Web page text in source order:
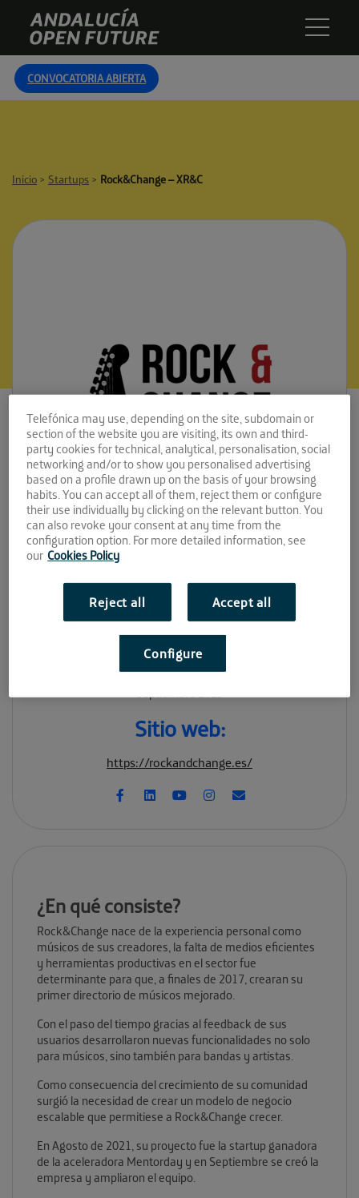
content
Andalucía
Open
Future
CONVOCATORIA ABIERTA
Inicio > Startups > Rock&Change – XR&C
Rock&Change –
XR&C
Espacio:
LA FAROLA
Convocatoria:
Septiembre 2023
Sitio web:
https://rockandchange.es/
¿En qué consiste?
Rock&Change nace de la experiencia personal como
músicos de sus creadores, la falta de medios eficientes
y herramientas productivas en el sector fue
determinante para que, a finales de 2017, crearan su
primer directorio de músicos mejorado.
Con el paso del tiempo gracias al feedback de sus
usuarios desarrollaron nuevas funcionalidades no solo
para músicos, sino también para bandas y artistas.
Como consecuencia del crecimiento de su comunidad
surgió la necesidad de crear un modelo de negocio
escalable que permitiese a Rock&Change crecer.
En Agosto de 2021, su proyecto fue la startup ganadora
de la aceleradora Mentorday y en Septiembre se creó la
empresa y ampliaron el equipo.
Telefónica may use, depending on the site, subdomain or
section of the website you are visiting, its own and third-
party cookies for technical, analytical, personalisation, social
networking and/or to show you personalised advertising
based on a profile drawn up on the basis of your browsing
habits. You can accept all of them, reject them or configure
their use individually by clicking on the relevant button. You
can also revoke your consent at any time from the
configuration option. For more detailed information, see
our Cookies Policy
Reject all Accept all
Configure